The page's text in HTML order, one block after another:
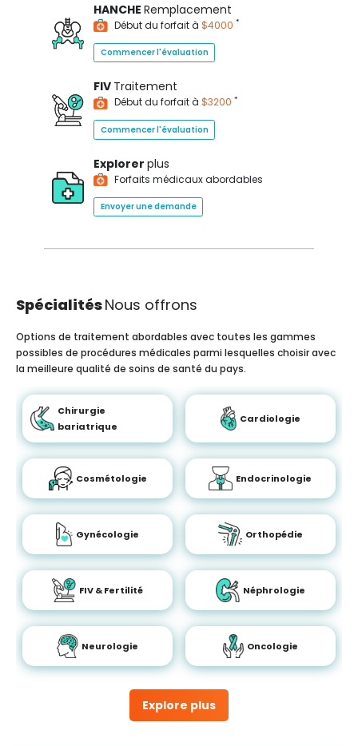
HANCHE Remplacement
Début du forfait à $4000 *
Commencer l'évaluation
FIV Traitement
Début du forfait à $3200 *
Commencer l'évaluation
Explorer plus
Forfaits médicaux abordables
Envoyer une demande
SpécialitésNous offrons
Explore plus
Options de traitement abordables avec toutes les gammes
possibles de procédures médicales parmi lesquelles choisir avec
la meilleure qualité de soins de santé du pays.
Chirurgie
bariatrique
Cardiologie
Cosmétologie Endocrinologie
Gynécologie Orthopédie
FIV & Fertilité Néphrologie
Neurologie Oncologie